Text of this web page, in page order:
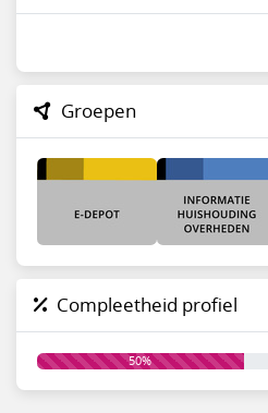
Groepen
Compleetheid profiel
50%